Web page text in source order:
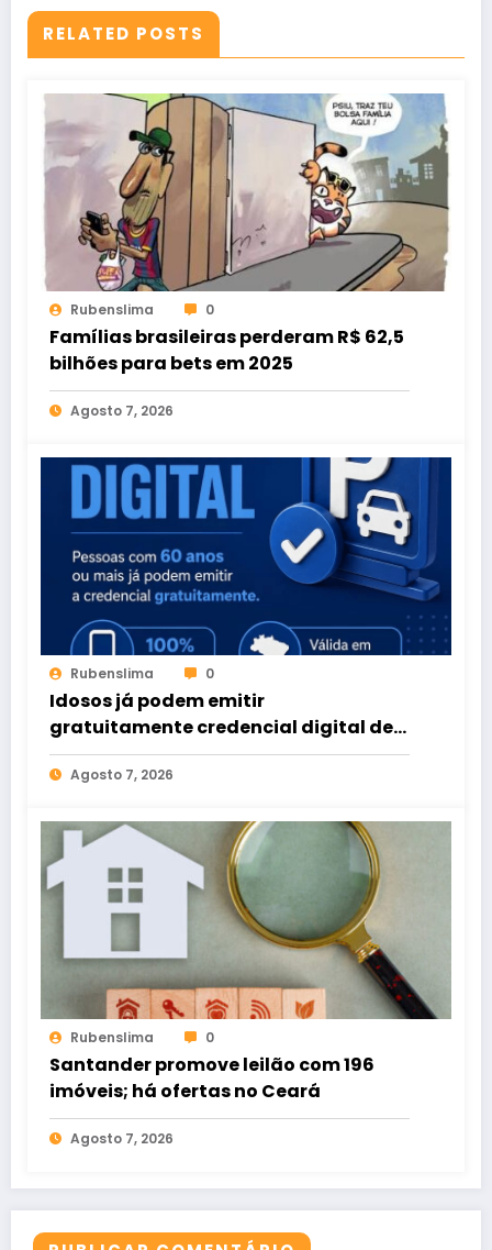
RELATED POSTS
Rubenslima 0
Famílias brasileiras perderam R$ 62,5
bilhões para bets em 2025
Agosto 7, 2026
Rubenslima 0
Idosos já podem emitir
gratuitamente credencial digital de
estacionamento
Agosto 7, 2026
Rubenslima 0
Santander promove leilão com 196
imóveis; há ofertas no Ceará
Agosto 7, 2026